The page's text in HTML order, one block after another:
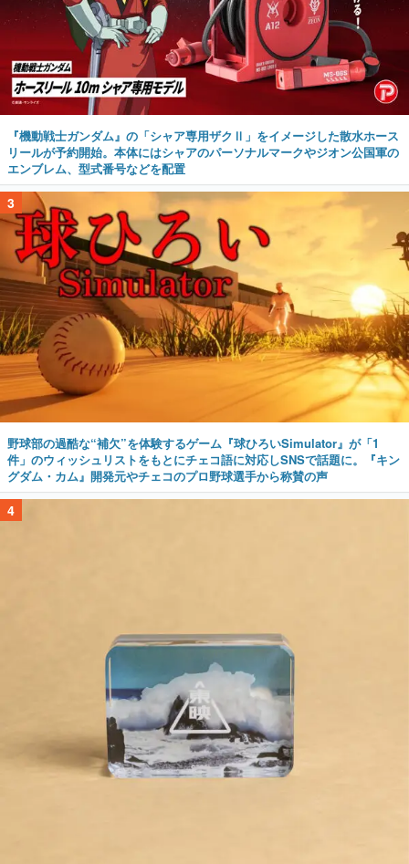
『機動戦士ガンダム』の「シャア専用ザクⅡ」をイメージした散水ホース
リールが予約開始。本体にはシャアのパーソナルマークやジオン公国軍の
エンブレム、型式番号などを配置
3
野球部の過酷な“補欠”を体験するゲーム『球ひろいSimulator』が「1
件」のウィッシュリストをもとにチェコ語に対応しSNSで話題に。『キン
グダム・カム』開発元やチェコのプロ野球選手から称賛の声
4